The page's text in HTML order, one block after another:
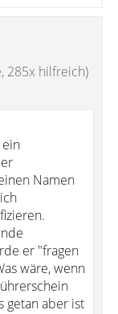
285x hilfreich)
Namen
er "fragen
wäre, wenn
getan aber ist